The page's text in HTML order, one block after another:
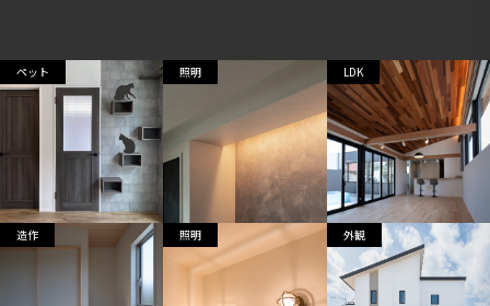
ペット 照明 LDK
造作 照明 外観